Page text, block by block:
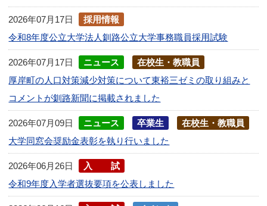
2026年07月17日
採用情報
令和8年度公立大学法人釧路公立大学事務職員採用試験
2026年07月17日 ニュース
在校生・教職員
厚岸町の人口対策減少対策について東裕三ゼミの取り組みと
コメントが釧路新聞に掲載されました
2026年07月09日 ニュース 卒業生
在校生・教職員
大学同窓会奨励金表彰を執り行いました
2026年06月26日
入試
令和9年度入学者選抜要項を公表しました